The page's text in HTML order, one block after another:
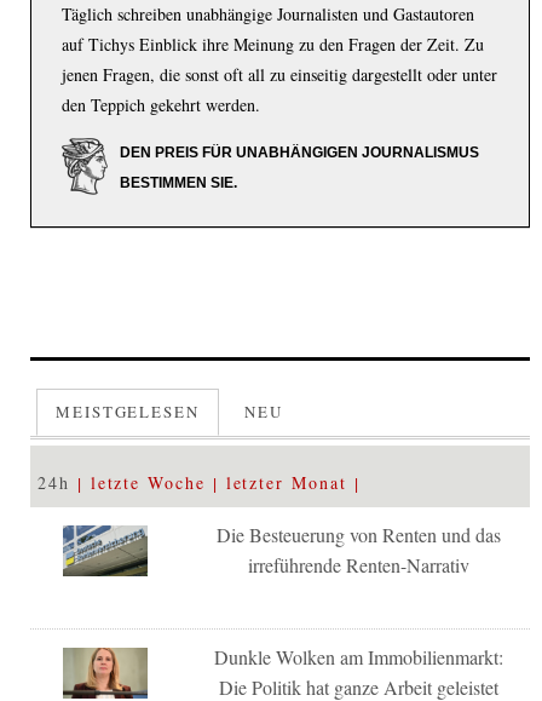
Täglich schreiben unabhängige Journalisten und Gastautoren
auf Tichys Einblick ihre Meinung zu den Fragen der Zeit. Zu
jenen Fragen, die sonst oft all zu einseitig dargestellt oder unter
den Teppich gekehrt werden.
DEN PREIS FÜR UNABHÄNGIGEN JOURNALISMUS
BESTIMMEN SIE.
MEISTGELESEN NEU
24h letzte Woche letzter Monat
Die Besteuerung von Renten und das
irreführende Renten-Narrativ
Dunkle Wolken am Immobilienmarkt:
Die Politik hat ganze Arbeit geleistet